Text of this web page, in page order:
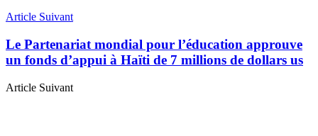
Article Suivant
Le Partenariat mondial pour l’éducation approuve
un fonds d’appui à Haïti de 7 millions de dollars us
Article Suivant